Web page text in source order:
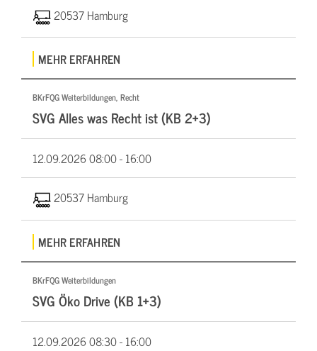
20537 Hamburg
MEHR ERFAHREN
BKrFQG Weiterbildungen, Recht
SVG Alles was Recht ist (KB 2+3)
12.09.202608:00 - 16:00
20537 Hamburg
MEHR ERFAHREN
BKrFQG Weiterbildungen
SVG Öko Drive (KB 1+3)
12.09.202608:30 - 16:00